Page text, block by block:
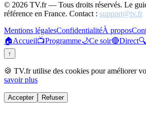
© 2026 TV.fr — Tous droits réservés. Le
référence en France. Contact : support@tv.fr
Mentions légalesConfidentialitéÀ propos
🏠Accueil📺Programme🌙Ce soir🔴Direct🔍
↑
🍪 TV.fr utilise des cookies pour améliorer
savoir plus
Accepter Refuser